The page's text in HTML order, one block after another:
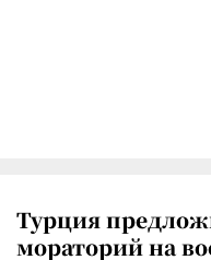
Турция
мораторий на